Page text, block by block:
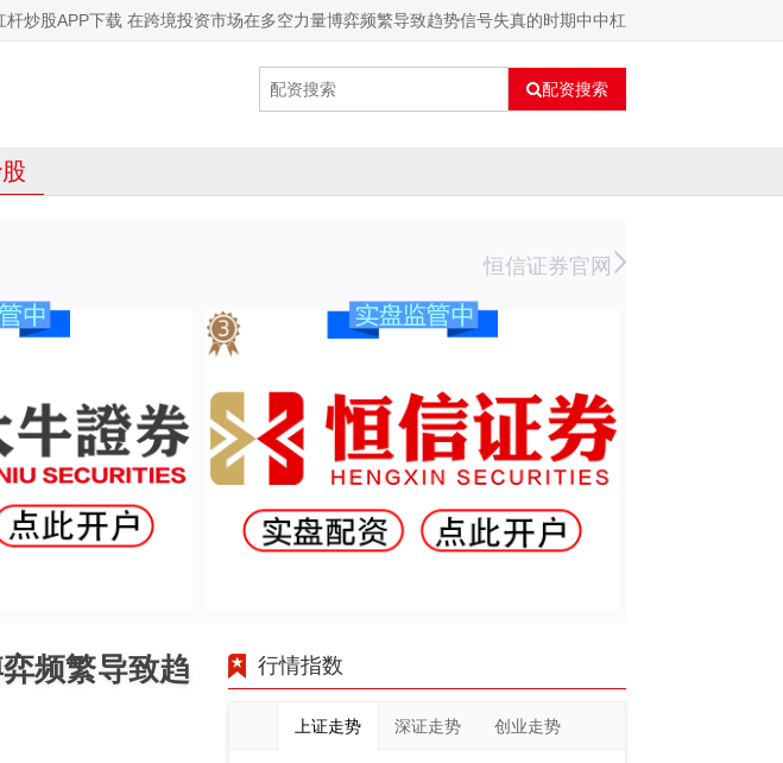
杆炒股APP下载 在跨境投资市场在多空力量博弈频繁导致趋势信号失真的时期中中杠
配资搜索
恒信证券官网
频繁导致趋
行情指数
上证走势 深证走势 创业走势